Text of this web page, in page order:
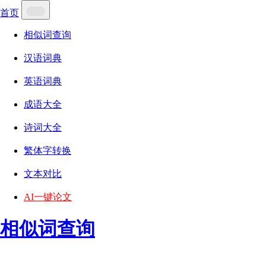
首页
相似词查询
汉语词典
英语词典
成语大全
诗词大全
繁体字转换
文本对比
AI一键论文
相似词查询